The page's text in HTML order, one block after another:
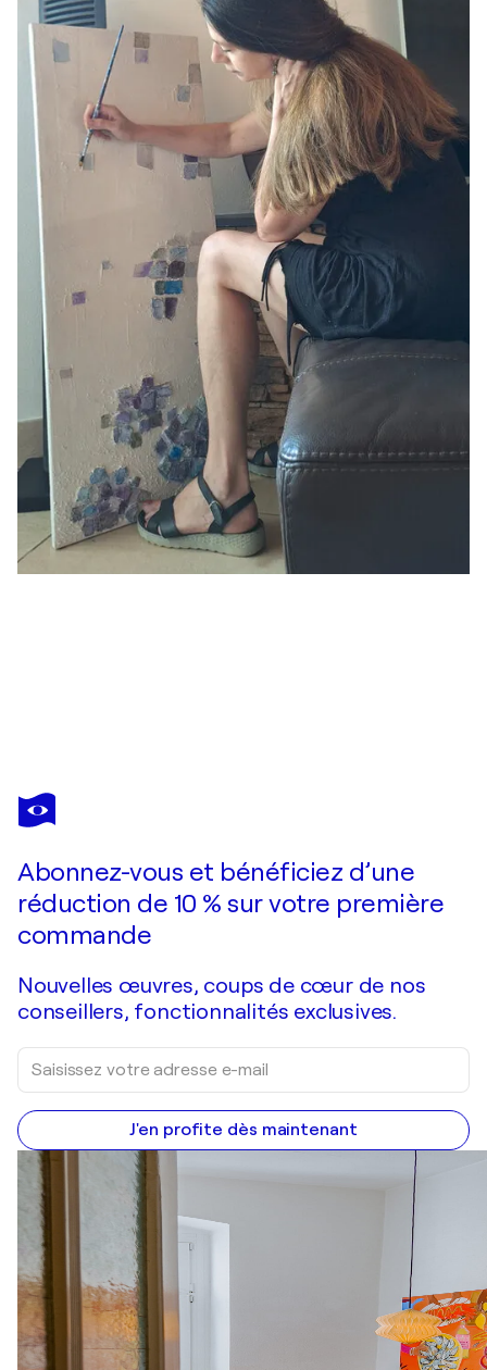
CLAUDIA AMADESI
Rosa Minerale
Abonnez-vous et bénéficiez d’une
réduction de 10 % sur votre première
commande
Nouvelles œuvres, coups de cœur de nos
conseillers, fonctionnalités exclusives.
J'en profite dès maintenant